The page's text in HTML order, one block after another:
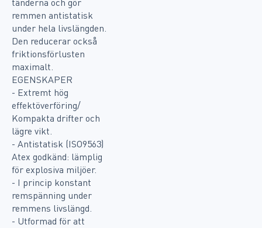
tänderna och gör
remmen antistatisk
under hela livslängden.
Den reducerar också
friktionsförlusten
maximalt.
EGENSKAPER
- Extremt hög
effektöverföring/
Kompakta drifter och
lägre vikt.
- Antistatisk (ISO9563)
Atex godkänd: lämplig
för explosiva miljöer.
- I princip konstant
remspänning under
remmens livslängd.
- Utformad för att